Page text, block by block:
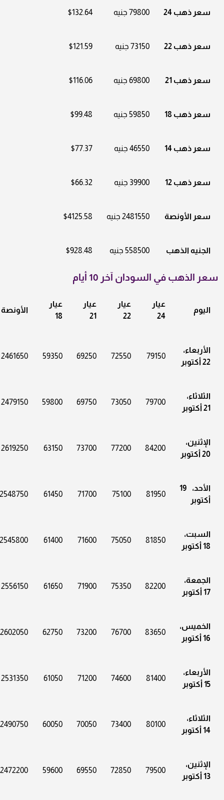
سعر ذهب 24 79800 جنيه $132.64
سعر ذهب 22 73150 جنيه $121.59
سعر ذهب 21 69800 جنيه $116.06
سعر ذهب 18 59850 جنيه $99.48
سعر ذهب 14 46550 جنيه $77.37
سعر ذهب 12 39900 جنيه $66.32
سعر الأونصة 2481550 جنيه $4125.58
الجنيه الذهب 558500 جنيه $928.48
سعر الذهب في السودان آخر 10 أيام
اليوم
عيار
24
عيار
22
عيار
21
عيار
18
الأونصة
الأربعاء،
22 أكتوبر
79150
72550
69250
59350
2461650
الثلاثاء،
21 أكتوبر
79700
73050
69750
59800
2479150
الإثنين،
20 أكتوبر
84200
77200
73700
63150
2619250
الأحد، 19
أكتوبر
81950
75100
71700
61450
2548750
السبت،
18 أكتوبر
81850
75050
71600
61400
2545800
الجمعة،
17 أكتوبر
82200
75350
71900
61650
2556150
الخميس،
16 أكتوبر
83650
76700
73200
62750
2602050
الأربعاء،
15 أكتوبر
81400
74600
71200
61050
2531350
الثلاثاء،
14 أكتوبر
80100
73400
70050
60050
2490750
الإثنين،
13 أكتوبر
79500
72850
69550
59600
2472200